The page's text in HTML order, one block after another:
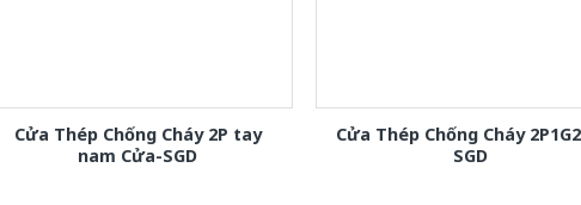
Cửa Thép Chống Cháy 2P tay
nam Cửa-SGD
Cửa Thép Chống Cháy
SGD